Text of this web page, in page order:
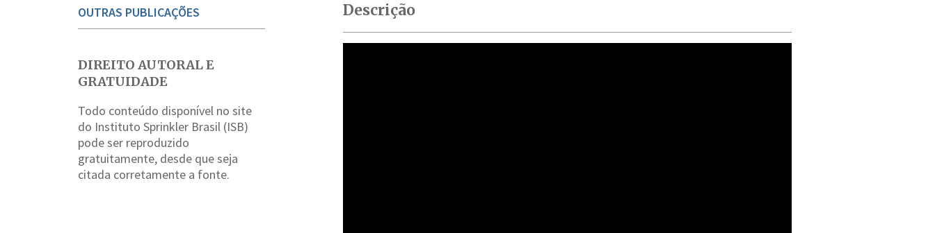
OUTRAS PUBLICAÇÕES
DIREITO AUTORAL E
GRATUIDADE
Todo conteúdo disponível no site
do Instituto Sprinkler Brasil (ISB)
pode ser reproduzido
gratuitamente, desde que seja
citada corretamente a fonte.
Descrição